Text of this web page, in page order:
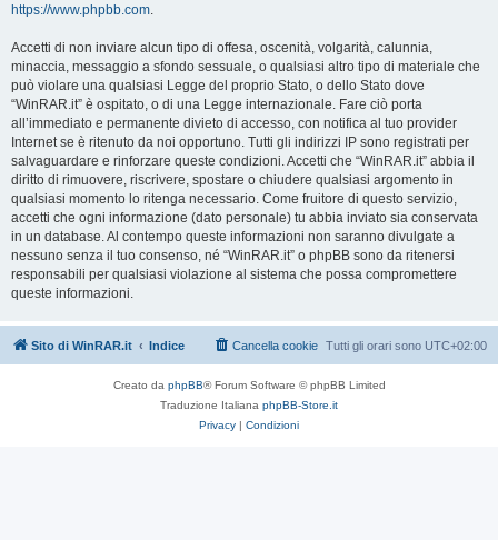
https://www.phpbb.com.
Accetti di non inviare alcun tipo di offesa, oscenità, volgarità, calunnia,
minaccia, messaggio a sfondo sessuale, o qualsiasi altro tipo di materiale che
può violare una qualsiasi Legge del proprio Stato, o dello Stato dove
“WinRAR.it” è ospitato, o di una Legge internazionale. Fare ciò porta
all’immediato e permanente divieto di accesso, con notifica al tuo provider
Internet se è ritenuto da noi opportuno. Tutti gli indirizzi IP sono registrati per
salvaguardare e rinforzare queste condizioni. Accetti che “WinRAR.it” abbia il
diritto di rimuovere, riscrivere, spostare o chiudere qualsiasi argomento in
qualsiasi momento lo ritenga necessario. Come fruitore di questo servizio,
accetti che ogni informazione (dato personale) tu abbia inviato sia conservata
in un database. Al contempo queste informazioni non saranno divulgate a
nessuno senza il tuo consenso, né “WinRAR.it” o phpBB sono da ritenersi
responsabili per qualsiasi violazione al sistema che possa compromettere
queste informazioni.
Sito di WinRAR.it Indice Tutti gli orari sono UTC+02:00
Cancella cookie
Creato da phpBB® Forum Software © phpBB Limited
Traduzione Italiana phpBB-Store.it
Privacy | Condizioni